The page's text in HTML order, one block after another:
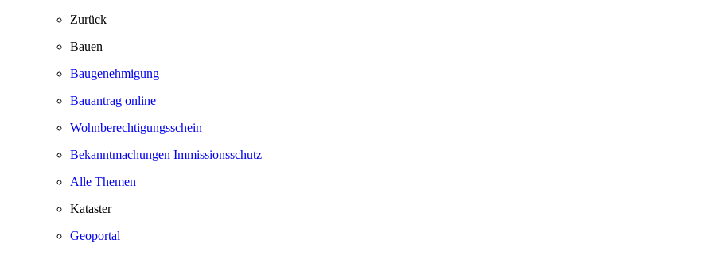
Zurück
Bauen
Baugenehmigung
Bauantrag online
Wohnberechtigungsschein
Bekanntmachungen Immissionsschutz
Alle Themen
Kataster
Geoportal